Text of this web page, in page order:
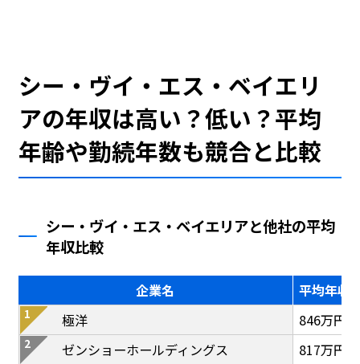
シー・ヴイ・エス・ベイエリ
アの年収は高い？低い？平均
年齢や勤続年数も競合と比較
シー・ヴイ・エス・ベイエリアと他社の平均
年収比較
企業名
平均年収
極洋
846万円
ゼンショーホールディングス
817万円